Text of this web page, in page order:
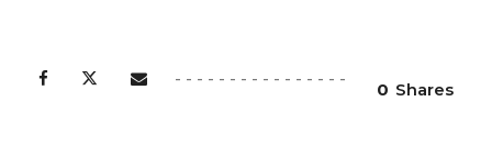
0 Shares